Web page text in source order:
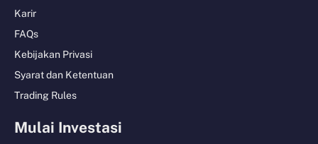
Karir
FAQs
Kebijakan Privasi
Syarat dan Ketentuan
Trading Rules
Mulai Investasi